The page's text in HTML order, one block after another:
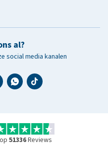
al?
social media kanalen
51336Reviews